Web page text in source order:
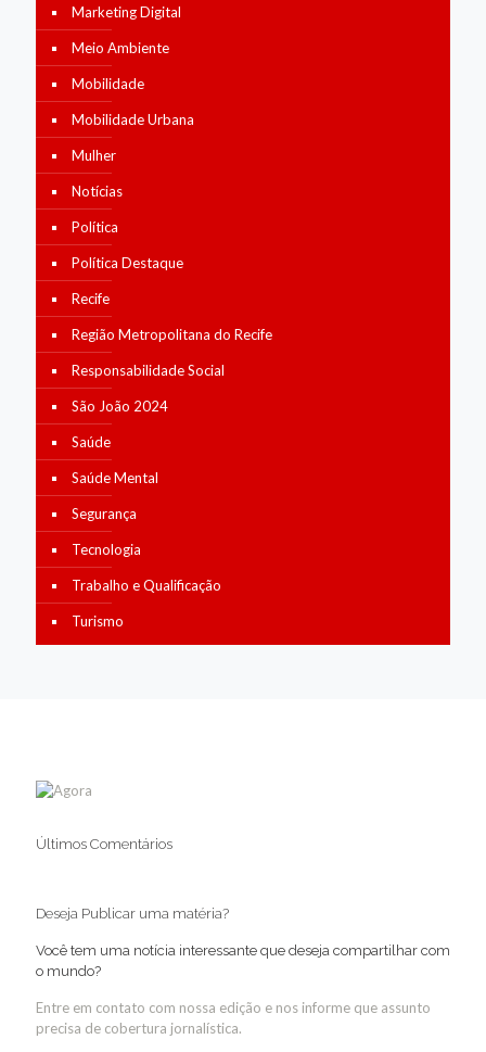
Marketing Digital
Meio Ambiente
Mobilidade
Mobilidade Urbana
Mulher
Notícias
Política
Política Destaque
Recife
Região Metropolitana do Recife
Responsabilidade Social
São João 2024
Saúde
Saúde Mental
Segurança
Tecnologia
Trabalho e Qualificação
Turismo
Últimos Comentários
Deseja Publicar uma matéria?
Você tem uma notícia interessante que deseja compartilhar com
o mundo?
Entre em contato com nossa edição e nos informe que assunto
precisa de cobertura jornalística.